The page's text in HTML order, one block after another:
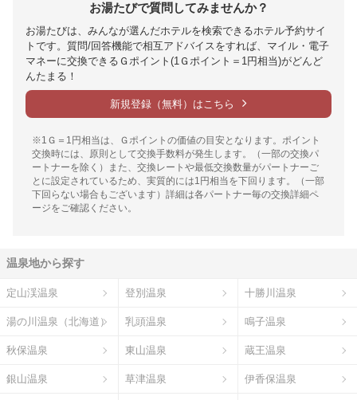
お湯たびで質問してみませんか？
お湯たびは、みんなが選んだホテルを検索できるホテル予約サイ
トです。質問/回答機能で相互アドバイスをすれば、マイル・電子
マネーに交換できるＧポイント(1Ｇポイント＝1円相当)がどんど
んたまる！
新規登録（無料）はこちら
※1Ｇ＝1円相当は、Ｇポイントの価値の目安となります。ポイント
交換時には、原則として交換手数料が発生します。（一部の交換パ
ートナーを除く）また、交換レートや最低交換数量がパートナーご
とに設定されているため、実質的には1円相当を下回ります。（一部
下回らない場合もございます）詳細は各パートナー毎の交換詳細ペ
ージをご確認ください。
温泉地から探す
定山渓温泉 登別温泉 十勝川温泉
湯の川温泉（北海道） 乳頭温泉 鳴子温泉
秋保温泉 東山温泉 蔵王温泉
銀山温泉 草津温泉 伊香保温泉